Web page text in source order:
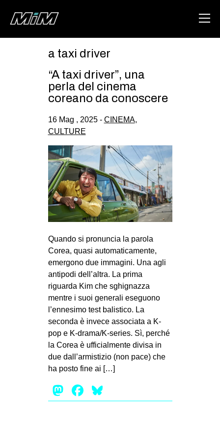
ABOUT
DEGENERAZIONE
CSOA LAMBRETTA
MSM
STUDENTI TSUNAMI
ZAM
MOBILITAZIONI
SPAZI
SPORT POPOLARE
MOVIMENTI
AMBIENTE
ANTIFASCISMO
DIRITTO ALL’ABITARE
GENERI
PRECARIATO
a taxi driver
“A taxi driver”, una
perla del cinema
coreano da conoscere
16 Mag , 2025 - CINEMA,
CULTURE
Quando si pronuncia la parola
Corea, quasi automaticamente,
emergono due immagini. Una agli
antipodi dell’altra. La prima
riguarda Kim che sghignazza
mentre i suoi generali eseguono
l’ennesimo test balistico. La
seconda è invece associata a K-
pop e K-drama/K-series. Sì, perché
la Corea è ufficialmente divisa in
due dall’armistizio (non pace) che
ha posto fine ai […]
Mastodon
Facebook